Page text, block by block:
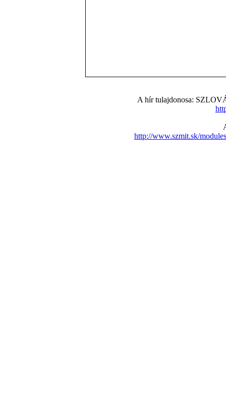
A hír tulajdonosa:
http://www.szmit.sk/